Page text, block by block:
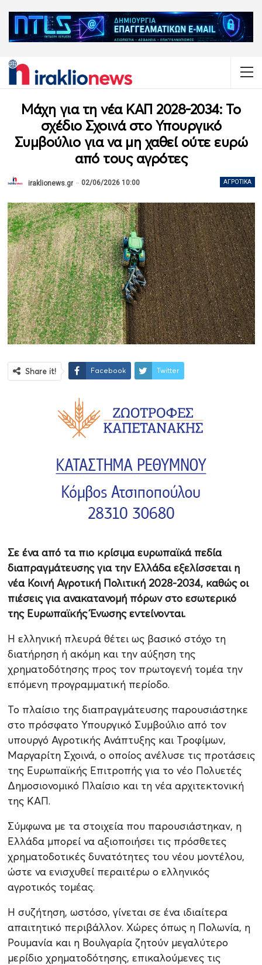
Μάχη για τη νέα ΚΑΠ 2028-2034: Το
σχέδιο Σχοινά στο Υπουργικό
Συμβούλιο για να μη χαθεί ούτε ευρώ
από τους αγρότες
ΑΓΡΟΤΙΚΆ
iraklionews.gr 02/06/2026 10:00
Share it! Facebook Twitter
Σε ένα από τα πιο κρίσιμα ευρωπαϊκά πεδία
διαπραγμάτευσης για την Ελλάδα εξελίσσεται η
νέα Κοινή Αγροτική Πολιτική 2028-2034, καθώς οι
πιέσεις για ανακατανομή πόρων στο εσωτερικό
της Ευρωπαϊκής Ένωσης εντείνονται.
Η ελληνική πλευρά θέτει ως βασικό στόχο τη
διατήρηση ή ακόμη και την αύξηση της
χρηματοδότησης προς τον πρωτογενή τομέα την
επόμενη προγραμματική περίοδο.
Το πλαίσιο της διαπραγμάτευσης παρουσιάστηκε
στο πρόσφατο Υπουργικό Συμβούλιο από τον
υπουργό Αγροτικής Ανάπτυξης και Τροφίμων,
Μαργαρίτη Σχοινά, ο οποίος ανέλυσε τις προτάσεις
της Ευρωπαϊκής Επιτροπής για το νέο Πολυετές
Δημοσιονομικό Πλαίσιο και τη νέα αρχιτεκτονική
της ΚΑΠ.
Σύμφωνα με τα στοιχεία που παρουσιάστηκαν, η
Ελλάδα μπορεί να αξιοποιήσει τις πρόσθετες
χρηματοδοτικές δυνατότητες του νέου μοντέλου,
ώστε να ενισχυθεί περαιτέρω ο ελληνικός
αγροτικός τομέας.
Η συζήτηση, ωστόσο, γίνεται σε ένα ιδιαίτερα
απαιτητικό περιβάλλον. Χώρες όπως η Πολωνία, η
Ρουμανία και η Βουλγαρία ζητούν μεγαλύτερο
μερίδιο χρηματοδότησης, επικαλούμενες τις